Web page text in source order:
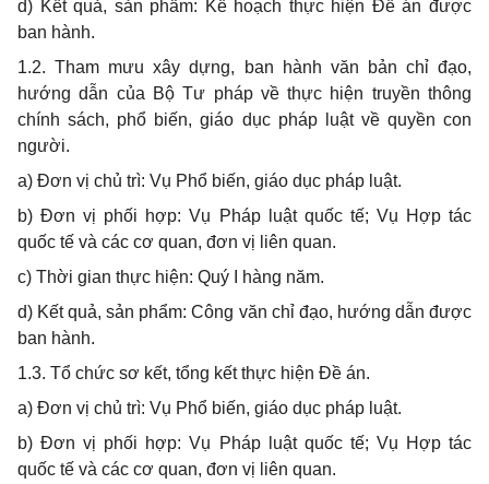
d) Kết quả, sản phẩm: Kế hoạch thực hiện Đề án được
ban hành.
1.2. Tham mưu xây dựng, ban hành văn bản chỉ đạo,
hướng dẫn của Bộ Tư pháp về thực hiện truyền thông
chính sách, phổ biến, giáo dục pháp luật về quyền con
người.
a) Đơn vị chủ trì: Vụ Phổ biến, giáo dục pháp luật.
b) Đơn vị phối hợp: Vụ Pháp luật quốc tế; Vụ Hợp tác
quốc tế và các cơ quan, đơn vị liên quan.
c) Thời gian thực hiện: Quý I hàng năm.
d) Kết quả, sản phẩm: Công văn chỉ đạo, hướng dẫn được
ban hành.
1.3. Tổ chức sơ kết, tổng kết thực hiện Đề án.
a) Đơn vị chủ trì: Vụ Phổ biến, giáo dục pháp luật.
b) Đơn vị phối hợp: Vụ Pháp luật quốc tế; Vụ Hợp tác
quốc tế và các cơ quan, đơn vị liên quan.